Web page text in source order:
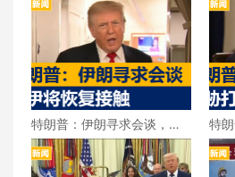
特朗普：伊朗寻求会谈，美
伊将恢复接触
特
朗